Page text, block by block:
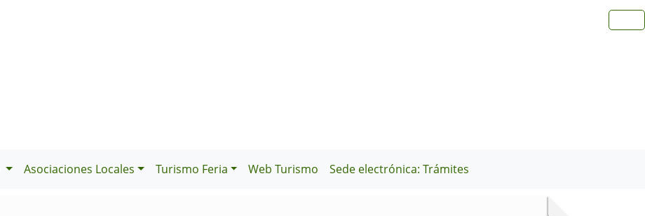
Asociaciones Locales Turismo Feria Web Turismo Sede electrónica: Trámites